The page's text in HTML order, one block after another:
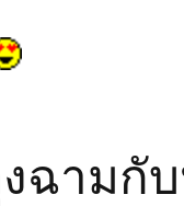
ฉามกั